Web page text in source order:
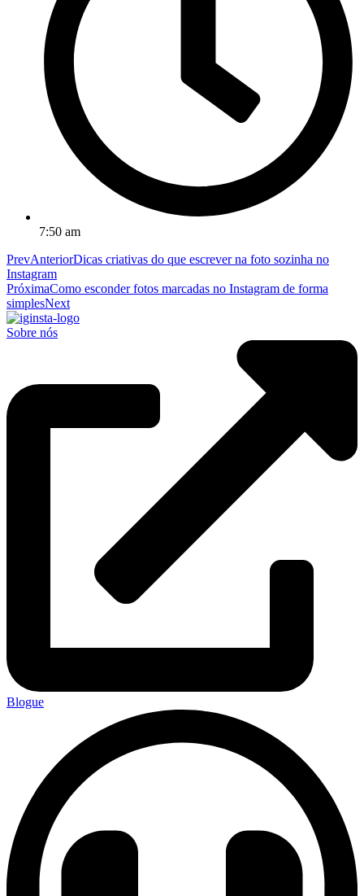
7:50 am
PrevAnteriorDicas criativas do que escrever na foto sozinha no
Instagram
PróximaComo esconder fotos marcadas no Instagram de forma
simplesNext
Sobre nós
Blogue